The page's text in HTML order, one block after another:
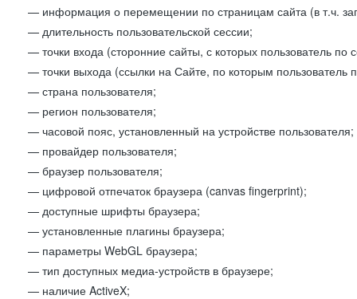
— информация о перемещении по страницам сайта (в т.ч.
— длительность пользовательской сессии;
— точки входа (сторонние сайты, с которых пользователь по
— точки выхода (ссылки на Сайте, по которым пользователь
— страна пользователя;
— регион пользователя;
— часовой пояс, установленный на устройстве пользователя;
— провайдер пользователя;
— браузер пользователя;
— цифровой отпечаток браузера (canvas fingerprint);
— доступные шрифты браузера;
— установленные плагины браузера;
— параметры WebGL браузера;
— тип доступных медиа-устройств в браузере;
— наличие ActiveX;